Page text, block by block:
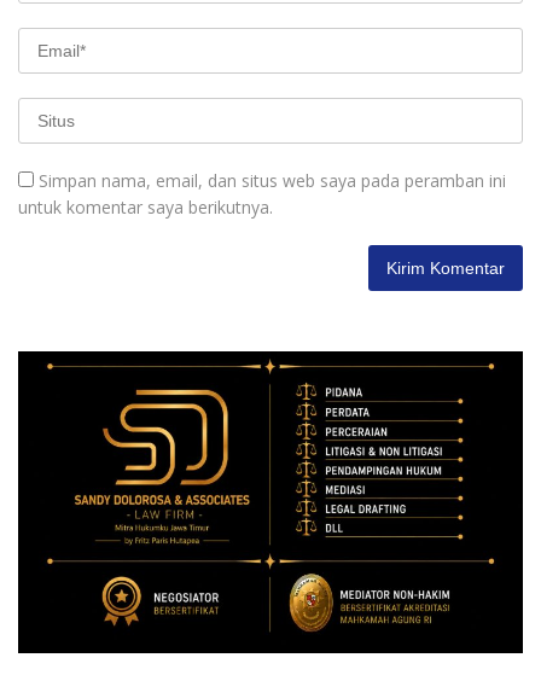
Simpan nama, email, dan situs web saya pada peramban ini
untuk komentar saya berikutnya.